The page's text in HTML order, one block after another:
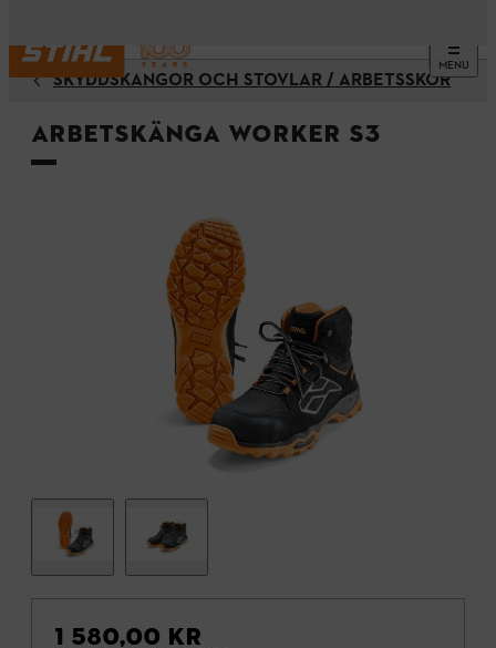
MENU
SKYDDSKÄNGOR OCH STÖVLAR / ARBETSSKOR
Arbetskänga WORKER S3
1 580,00 KR